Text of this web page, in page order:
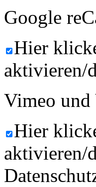
Google
Hier
aktivieren/
Vimeo und
Hier
aktivieren/